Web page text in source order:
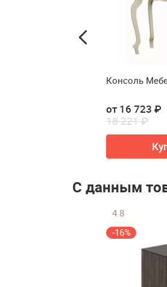
Консоль
от 16 723 ₽
18 221 ₽
С данным
4.8
-16%